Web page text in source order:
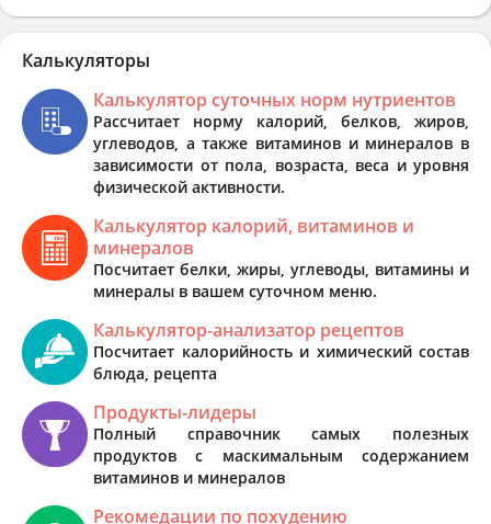
Калькуляторы
Калькулятор суточных норм нутриентов
Рассчитает норму калорий, белков, жиров,
углеводов, а также витаминов и минералов в
зависимости от пола, возраста, веса и уровня
физической активности.
Калькулятор калорий, витаминов и
минералов
Посчитает белки, жиры, углеводы, витамины и
минералы в вашем суточном меню.
Калькулятор-анализатор рецептов
Посчитает калорийность и химический состав
блюда, рецепта
Продукты-лидеры
Полный справочник самых полезных
продуктов с маскимальным содержанием
витаминов и минералов
Рекомедации по похудению